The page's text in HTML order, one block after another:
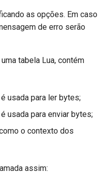
as opções. Em caso
de erro serão
tabela Lua, contém
usada para ler bytes;
usada para enviar bytes;
o contexto dos
assim: